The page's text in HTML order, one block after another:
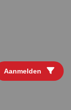
Aanmelden